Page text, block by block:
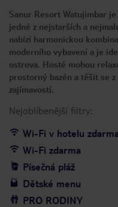
Sanur Resort Watujimbar
jedné z nejstarších a
nabízí harmonickou
moderního vybavení a je
ostrova. Hosté mohou
prostorný bazén a těšit se
zajímavostí.
Nejoblíbenější filtry:
Wi-Fi v hotelu
Wi-Fi zdarma
Písečná pláž
Dětské menu
PRO RODINY